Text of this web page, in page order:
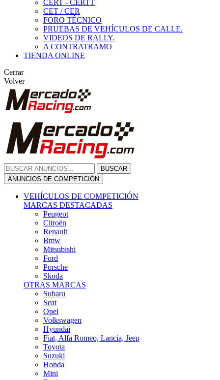
CERT - CERTT
CET / CER
FORO TÉCNICO
PRUEBAS DE VEHÍCULOS DE CALLE.
VIDEOS DE RALLY.
A CONTRATRAMO
TIENDA ONLINE
Cerrar
Volver
BUSCAR
ANUNCIOS DE COMPETICIÓN
VEHÍCULOS DE COMPETICIÓN
MARCAS DESTACADAS
Peugeot
Citroën
Renault
Bmw
Mitsubishi
Ford
Porsche
Skoda
OTRAS MARCAS
Subaru
Seat
Opel
Volkswagen
Hyundai
Fiat, Alfa Romeo, Lancia, Jeep
Toyota
Suzuki
Honda
Mini